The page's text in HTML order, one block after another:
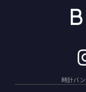
時計バ